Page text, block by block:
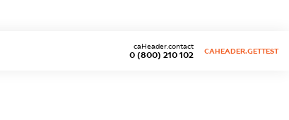
0 (800) 210 102
caHeader.contact
CAHEADER.GETTEST